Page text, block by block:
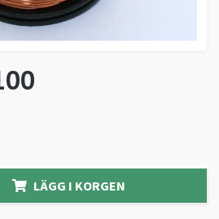
LÄGG I KORGEN